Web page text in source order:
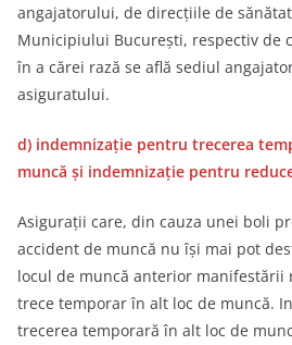
angajatorului, de direcţiile de
Municipiului Bucureşti, respectiv de
în a cărei rază se află sediul
asiguratului.
d) indemnizaţie pentru trecerea
muncă şi indemnizaţie pentru
Asiguraţii care, din cauza unei boli
accident de muncă nu îşi mai pot
locul de muncă anterior manifestării
trece temporar în alt loc de muncă.
trecerea temporară în alt loc de